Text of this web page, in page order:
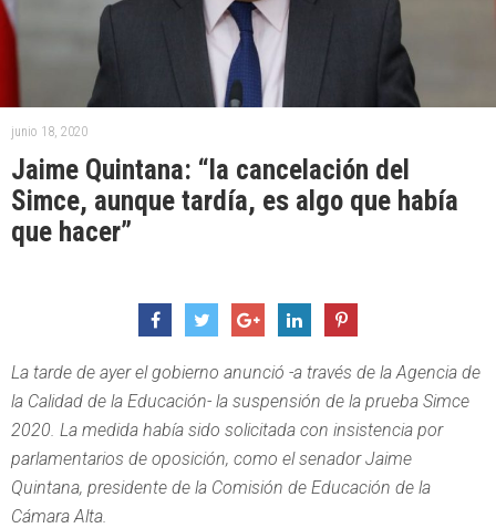
junio 18, 2020
Jaime Quintana: “la cancelación del
Simce, aunque tardía, es algo que había
que hacer”
La tarde de ayer el gobierno anunció -a través de la Agencia de
la Calidad de la Educación- la suspensión de la prueba Simce
2020. La medida había sido solicitada con insistencia por
parlamentarios de oposición, como el senador Jaime
Quintana, presidente de la Comisión de Educación de la
Cámara Alta.